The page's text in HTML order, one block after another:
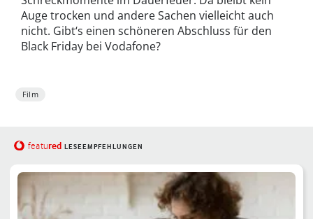
Auge trocken und andere Sachen vielleicht auch
nicht. Gibt‘s einen schöneren Abschluss für den
Black Friday bei Vodafone?
Film
featured LESEEMPFEHLUNGEN